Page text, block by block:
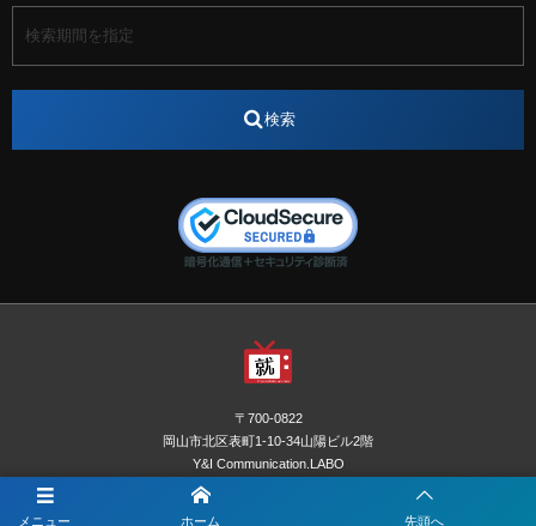
メニュー ホーム 先頭へ
アナウンサー
エスタカヤ電子工業
オンライン カイタック
キーエンス流性弱説経営 キーエンス解剖
セレクトショップ
ナカシマプロペラ株式会社
ノートルダム ノートルダム清心
ノートルダム清心女子大学 パーソナルカラー診断
検索
〒700-0822
岡山市北区表町1-10-34山陽ビル2階
Y&I Communication.LABO
お電話でのお問合わせはこちら